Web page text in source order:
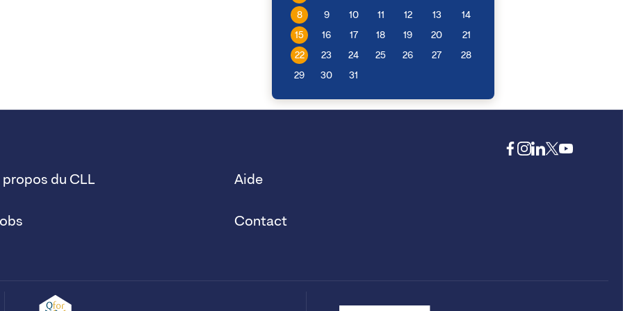
8 9 10 11 12 13 14
15 16 17 18 19 20 21
22 23 24 25 26 27 28
29 30 31
propos du CLL Aide
Contact